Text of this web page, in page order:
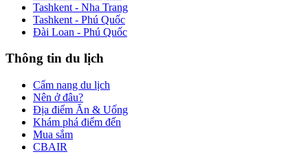
Tashkent - Nha Trang
Tashkent - Phú Quốc
Đài Loan - Phú Quốc
Thông tin du lịch
Cẩm nang du lịch
Nên ở đâu?
Địa điểm Ăn & Uống
Khám phá điểm đến
Mua sắm
CBAIR